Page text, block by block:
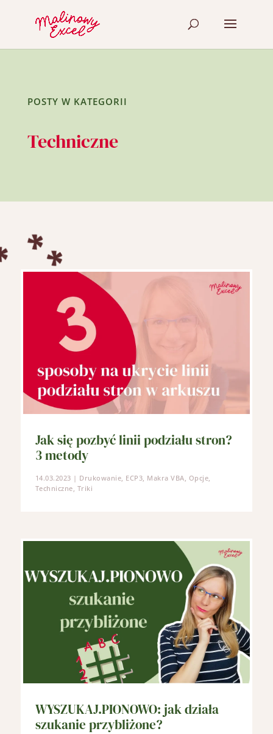
POSTY W KATEGORII
Techniczne
Jak się pozbyć linii podziału stron?
3 metody
14.03.2023 | Drukowanie, ECP3, Makra VBA, Opcje,
Techniczne, Triki
WYSZUKAJ.PIONOWO: jak działa
szukanie przybliżone?